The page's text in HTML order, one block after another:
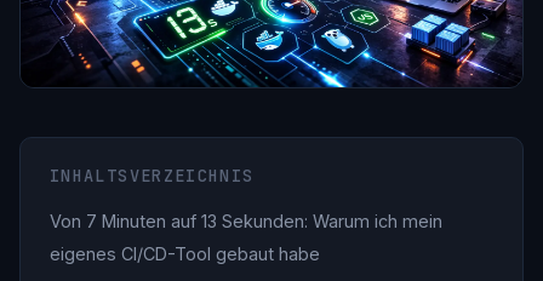
INHALTSVERZEICHNIS
Von 7 Minuten auf 13 Sekunden: Warum ich mein
eigenes CI/CD-Tool gebaut habe